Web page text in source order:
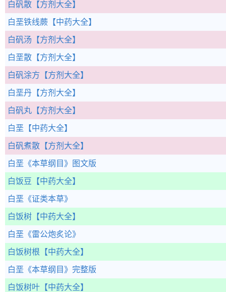
白矾散 【方剂大全】
白垩铁线蕨 【中药大全】
白矾汤 【方剂大全】
白垩散 【方剂大全】
白矾涂方 【方剂大全】
白垩丹 【方剂大全】
白矾丸 【方剂大全】
白垩 【中药大全】
白矾煮散 【方剂大全】
白垩 《本草纲目》图文版
白饭豆 【中药大全】
白垩 《证类本草》
白饭树 【中药大全】
白垩 《雷公炮炙论》
白饭树根 【中药大全】
白垩 《本草纲目》完整版
白饭树叶 【中药大全】